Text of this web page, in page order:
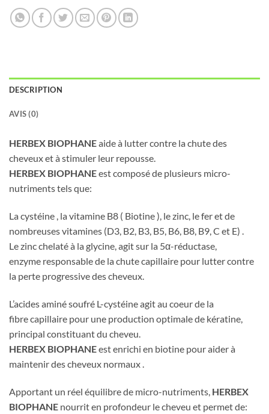
DESCRIPTION
AVIS (0)
HERBEX BIOPHANEaide à lutter contre la chute des
cheveux et à stimuler leur repousse.
HERBEX BIOPHANEest composé de plusieurs micro-
nutriments tels que:
La cystéine , la vitamine B8 ( Biotine ), le zinc, le fer et de
nombreuses vitamines (D3, B2, B3, B5, B6, B8, B9, C et E) .
Le zinc chelaté à la glycine, agit sur la 5α-réductase,
enzyme responsable de la chute capillaire pour lutter contre
la perte progressive des cheveux.
L’acides aminé soufré L-cystéine agit au coeur de la
fibre capillaire pour une production optimale de kératine,
principal constituant du cheveu.
HERBEX BIOPHANEest enrichi en biotine pour aider à
maintenir des cheveux normaux .
Apportant un réel équilibre de micro-nutriments, HERBEX
BIOPHANE nourrit en profondeur le cheveu et permet de: